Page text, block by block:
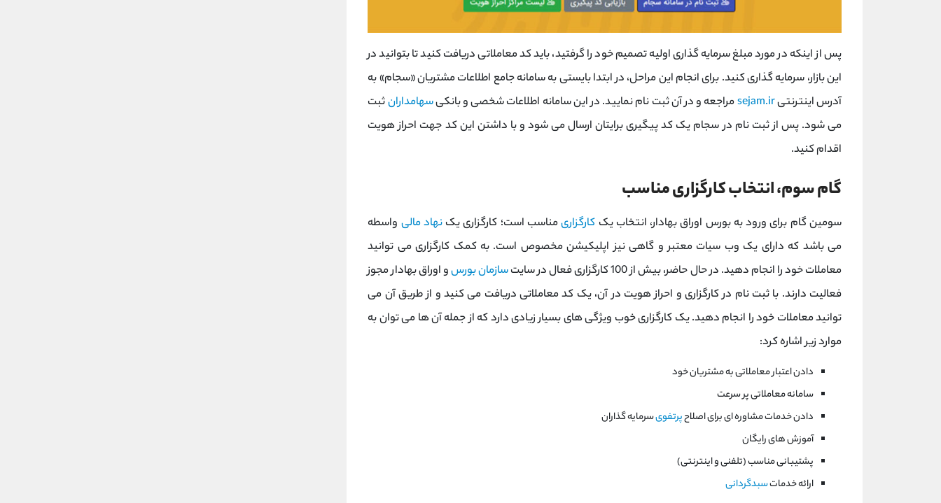
پس از اینکه در مورد مبلغ سرمایه گذاری اولیه تصمیم خود را گرفتید، باید کد معاملاتی دریافت کنید تا بتوانید در
این بازار، سرمایه گذاری کنید. برای انجام این مراحل، در ابتدا بایستی به سامانه جامع اطلاعات مشتریان «سجام» به
آدرس اینترنتیsejam.irمراجعه و در آن ثبت نام نمایید. در این سامانه اطلاعات شخصی و بانکیسهامدارانثبت
می شود. پس از ثبت نام در سجام یک کد پیگیری برایتان ارسال می شود و با داشتن این کد جهت احراز هویت
اقدام کنید.
گام سوم، انتخاب کارگزاری مناسب
سومین گام برای ورود به بورس اوراق بهادار، انتخاب یک کارگزاریمناسب است؛ کارگزاری یکنهاد مالی واسطه
می باشد که دارای یک وب سیات معتبر و گاهی نیز اپلیکیشن مخصوص است. به کمک کارگزاری می توانید
معاملات خود را انجام دهید. در حال حاضر، بیش از 100 کارگزاری فعال در سایت
سازمان بورسو اوراق بهادار مجوز
فعالیت دارند. با ثبت نام در کارگزاری و احراز هویت در آن، یک کد معاملاتی دریافت می کنید و از طریق آن می
توانید معاملات خود را انجام دهید. یک کارگزاری خوب ویژگی های بسیار زیادی دارد که از جمله آن ها می توان به
موارد زیر اشاره کرد:
دادن اعتبار معاملاتی به مشتریان خود
سامانه معاملاتی پر سرعت
دادن خدمات مشاوره ای برای اصلاحپرتفویسرمایه گذاران
آموزش های رایگان
پشتیبانی مناسب (تلفنی و اینترنتی)
ارائه خدماتسبدگردانی